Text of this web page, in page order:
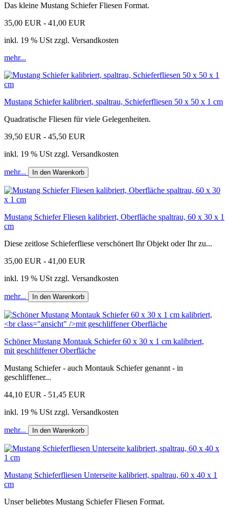
Das kleine Mustang Schiefer Fliesen Format.
35,00 EUR - 41,00 EUR
inkl. 19 % USt zzgl. Versandkosten
mehr...
Mustang Schiefer kalibriert, spaltrau, Schieferfliesen 50 x 50 x 1 cm
Quadratische Fliesen für viele Gelegenheiten.
39,50 EUR - 45,50 EUR
inkl. 19 % USt zzgl. Versandkosten
mehr... In den Warenkorb
Mustang Schiefer Fliesen kalibriert, Oberfläche spaltrau, 60 x 30 x 1
cm
Diese zeitlose Schieferfliese verschönert Ihr Objekt oder Ihr zu...
35,00 EUR - 41,00 EUR
inkl. 19 % USt zzgl. Versandkosten
mehr... In den Warenkorb
Schöner Mustang Montauk Schiefer 60 x 30 x 1 cm kalibriert,
mit geschliffener Oberfläche
Mustang Schiefer - auch Montauk Schiefer genannt - in
geschliffener...
44,10 EUR - 51,45 EUR
inkl. 19 % USt zzgl. Versandkosten
mehr... In den Warenkorb
Mustang Schieferfliesen Unterseite kalibriert, spaltrau, 60 x 40 x 1
cm
Unser beliebtes Mustang Schiefer Fliesen Format.